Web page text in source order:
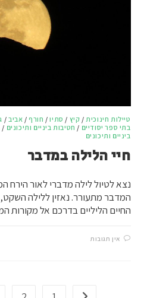
טיילות חינוכית/ קיץ / סתיו/ חורף/ אביב /
בתי ספר יסודיים / חטיבות ביניים ותיכונים /
ביניים ותיכונים
חיי הלילה במדבר
נצא לטיול לילה מדברי לאור
המדבר מתעורר. נאזין ללילה
החיים הליליים בדרכם אל מקורות
אין תגובות